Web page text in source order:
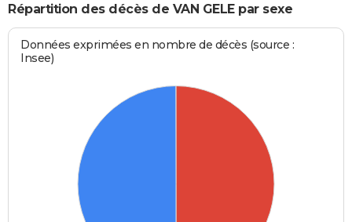
Répartition des décès de VAN GELE par sexe
Données exprimées en nombre de décès (source :
Insee)